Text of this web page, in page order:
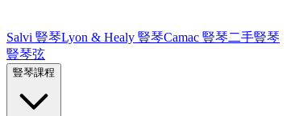
Salvi 豎琴Lyon & Healy 豎琴Camac 豎琴二手豎琴
豎琴弦
豎琴課程